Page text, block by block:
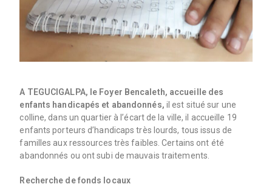
A TEGUCIGALPA, le Foyer Bencaleth, accueille des
enfants handicapés et abandonnés, il est situé sur une
colline, dans un quartier à l’écart de la ville, il accueille 19
enfants porteurs d’handicaps très lourds, tous issus de
familles aux ressources très faibles. Certains ont été
abandonnés ou ont subi de mauvais traitements.
Recherche de fonds locaux